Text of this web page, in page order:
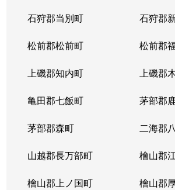
石狩郡当別町 石狩郡
松前郡松前町 松前郡
上磯郡知内町 上磯郡
亀田郡七飯町 茅部郡
茅部郡森町 二海郡
山越郡長万部町 檜山郡
檜山郡上ノ国町 檜山郡